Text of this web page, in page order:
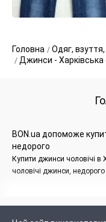
Головна Одяг,
Джинси - Харківська
BON.ua допоможе
недорого
Купити джинси чоловічі в
чоловічі джинси,